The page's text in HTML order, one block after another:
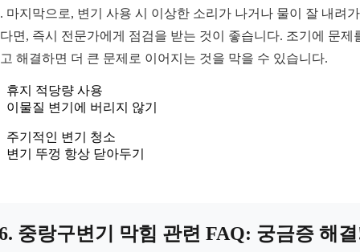
마지막으로, 변기 사용 시 이상한 소리가 나거나 물이 잘 내려
면, 즉시 전문가에게 점검을 받는 것이 좋습니다. 조기에 문제
해결하면 더 큰 문제로 이어지는 것을 막을 수 있습니다.
휴지 적당량 사용
이물질 변기에 버리지 않기
주기적인 변기 청소
변기 뚜껑 항상 닫아두기
중랑구변기 막힘 관련 FAQ: 궁금증 해